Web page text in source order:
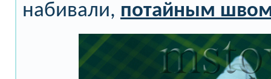
набивали, потайным